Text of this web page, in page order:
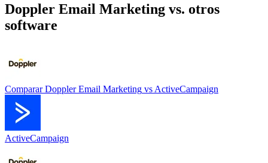
Doppler Email Marketing vs. otros
software
Comparar Doppler Email Marketing vs ActiveCampaign
ActiveCampaign